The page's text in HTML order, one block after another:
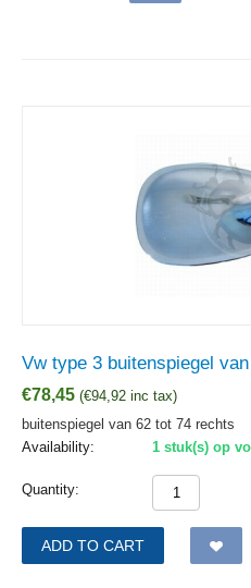
Vw type 3 buitenspiegel
€78,45 (€94,92 inc tax)
buitenspiegel van 62 tot 74 rechts
Availability:
1 stuk(s) op
Quantity:
ADD TO CART